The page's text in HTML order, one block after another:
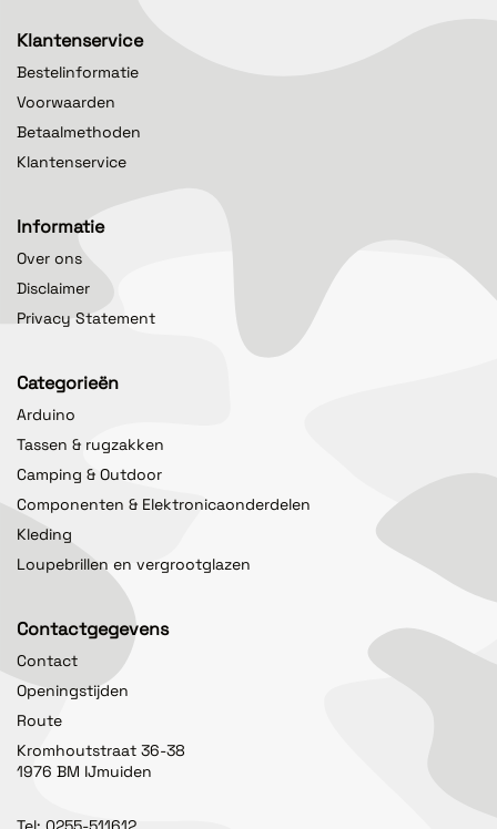
Klantenservice
Bestelinformatie
Voorwaarden
Betaalmethoden
Klantenservice
Informatie
Over ons
Disclaimer
Privacy Statement
Categorieën
Arduino
Tassen & rugzakken
Camping & Outdoor
Componenten & Elektronicaonderdelen
Kleding
Loupebrillen en vergrootglazen
Contactgegevens
Contact
Openingstijden
Route
Kromhoutstraat 36-38
1976 BM IJmuiden